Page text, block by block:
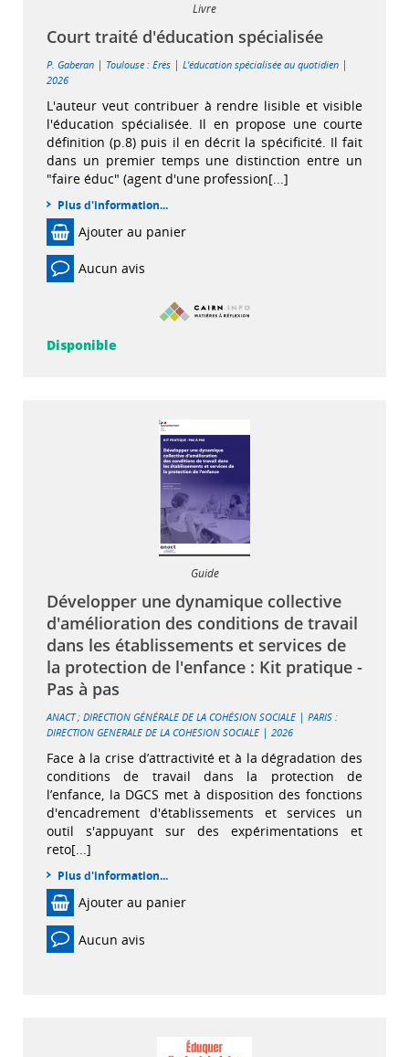
Livre
Court traité d'éducation spécialisée
P. Gaberan | Toulouse : Erès | L'éducation spécialisée au quotidien |
2026
L'auteur veut contribuer à rendre lisible et visible
l'éducation spécialisée. Il en propose une courte
définition (p.8) puis il en décrit la spécificité. Il fait
dans un premier temps une distinction entre un
"faire éduc" (agent d'une profession[...]
Plus d'information...
Ajouter au panier
Aucun avis
Disponible
Guide
Développer une dynamique collective
d'amélioration des conditions de travail
dans les établissements et services de
la protection de l'enfance : Kit pratique -
Pas à pas
ANACT; DIRECTION GÉNÉRALE DE LA COHÉSION SOCIALE | PARIS :
DIRECTION GENERALE DE LA COHESION SOCIALE | 2026
Face à la crise d’attractivité et à la dégradation des
conditions de travail dans la protection de
l’enfance, la DGCS met à disposition des fonctions
d'encadrement d'établissements et services un
outil s'appuyant sur des expérimentations et
reto[...]
Plus d'information...
Ajouter au panier
Aucun avis